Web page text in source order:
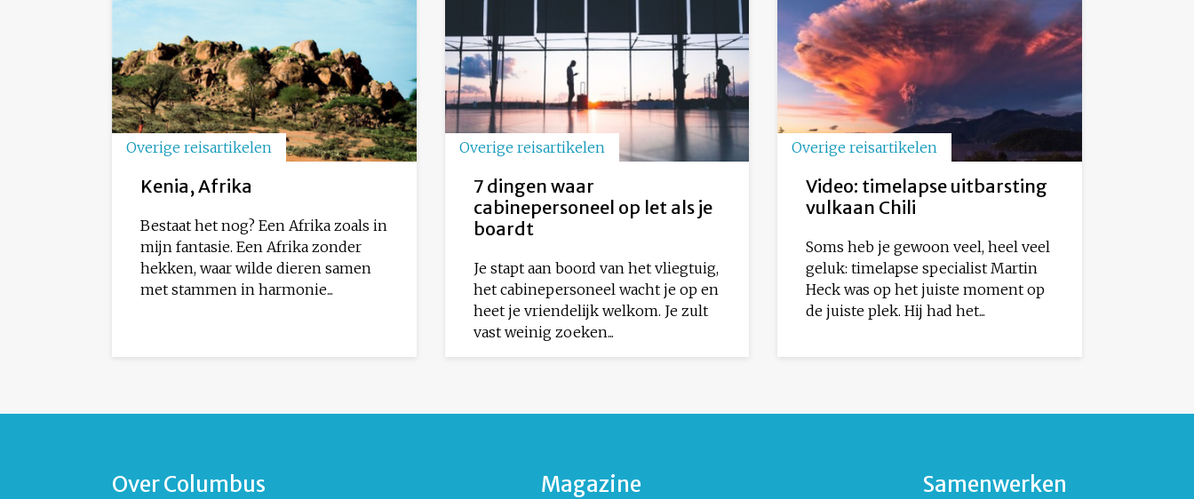
Overige reisartikelen
Kenia, Afrika
Bestaat het nog? Een Afrika zoals in
mijn fantasie. Een Afrika zonder
hekken, waar wilde dieren samen
met stammen in harmonie...
Overige reisartikelen
7 dingen waar
cabinepersoneel op let als je
boardt
Je stapt aan boord van het vliegtuig,
het cabinepersoneel wacht je op en
heet je vriendelijk welkom. Je zult
vast weinig zoeken...
Overige reisartikelen
Video: timelapse uitbarsting
vulkaan Chili
Soms heb je gewoon veel, heel veel
geluk: timelapse specialist Martin
Heck was op het juiste moment op
de juiste plek. Hij had het...
Over Columbus Magazine Samenwerken